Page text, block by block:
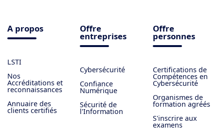
A propos
LSTI
Nos
Accréditations et
reconnaissances
Annuaire des
clients certifiés
Offre
entreprises
Cybersécurité
Confiance
Numérique
Sécurité de
l'Information
Offre
personnes
Certifications de
Compétences en
Cybersécurité
Organismes de
formation agréés
S'inscrire aux
examens